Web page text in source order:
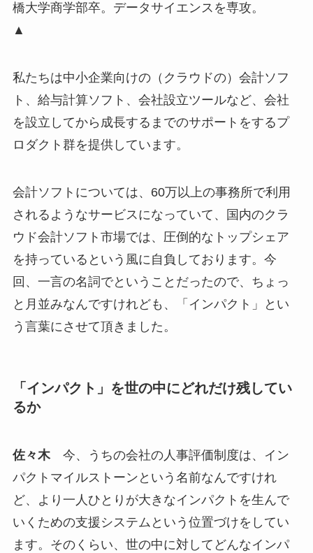
橋大学商学部卒。データサイエンスを専攻。
▲
私たちは中小企業向けの（クラウドの）会計ソフ
ト、給与計算ソフト、会社設立ツールなど、会社
を設立してから成長するまでのサポートをするプ
ロダクト群を提供しています。
会計ソフトについては、60万以上の事務所で利用
されるようなサービスになっていて、国内のクラ
ウド会計ソフト市場では、圧倒的なトップシェア
を持っているという風に自負しております。今
回、一言の名詞でということだったので、ちょっ
と月並みなんですけれども、「インパクト」とい
う言葉にさせて頂きました。
「インパクト」を世の中にどれだけ残してい
るか
佐々木今、うちの会社の人事評価制度は、イン
パクトマイルストーンという名前なんですけれ
ど、より一人ひとりが大きなインパクトを生んで
いくための支援システムという位置づけをしてい
ます。そのくらい、世の中に対してどんなインパ